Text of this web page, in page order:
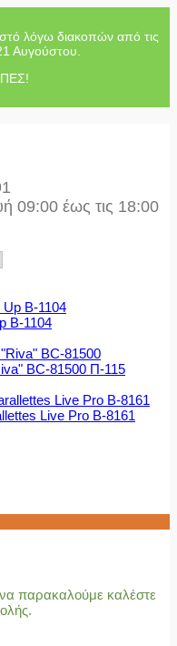
λόγω διακοπών από τις
Αυγούστου.
09:00 έως τις 18:00
Β-1104
BC-81500 Π-115
Live Pro Β-8161
παρακαλούμε καλέστε